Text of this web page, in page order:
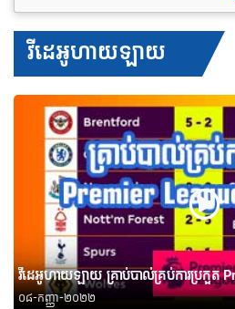
វីដេអូហាយឡាយ
វីដេអូហាយឡាយ គ្រាប់បាល់គ្រប់ការប្រកួត
០៨-កញ្ញា-២០២២